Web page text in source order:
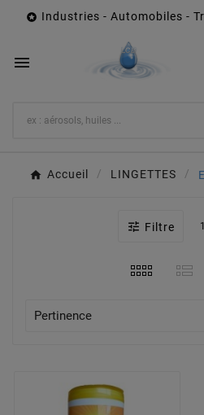
 Industries - Automobiles -

Accueil LINGETTES
 Filtre
Pertinence